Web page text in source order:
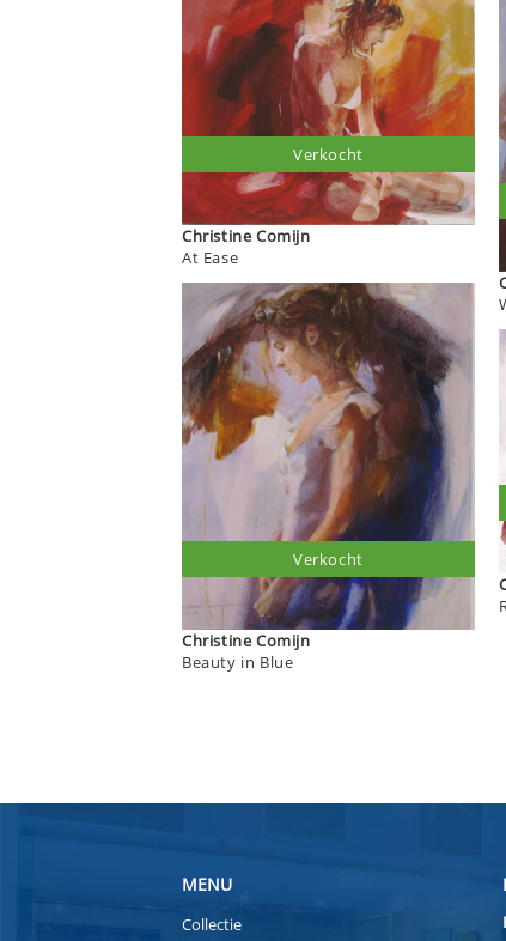
Christine Comijn
At Ease
Verkocht
Christine Comijn
Beauty in Blue
Verkocht
MENU
Collectie